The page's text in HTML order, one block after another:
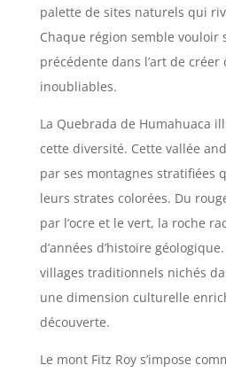
palette de sites naturels qui
Chaque région semble vouloir
précédente dans l’art de créer
inoubliables.
La Quebrada de Humahuaca
cette diversité. Cette vallée
par ses montagnes stratifiées
leurs strates colorées. Du
par l’ocre et le vert, la roche
d’années d’histoire
villages traditionnels nichés
une dimension culturelle
découverte.
Le mont Fitz Roy s’impose